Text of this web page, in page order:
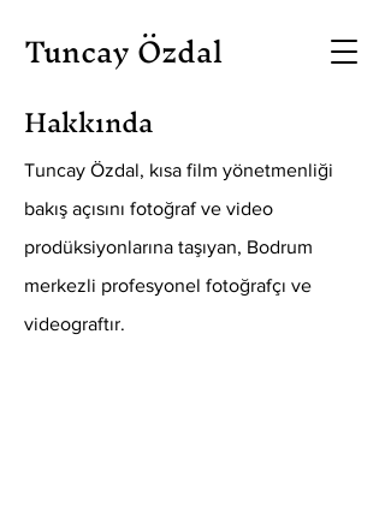
Tuncay Özdal
Hakkında
Tuncay Özdal, kısa film yönetmenliği
bakış açısını fotoğraf ve video
prodüksiyonlarına taşıyan, Bodrum
merkezli profesyonel fotoğrafçı ve
videograftır.